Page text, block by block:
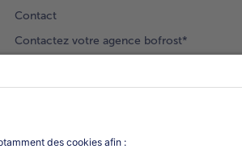
Contact
Contactez votre agence bofrost*
Newsletter
Notre catalogue